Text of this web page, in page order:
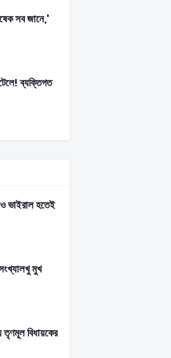
সব জানে,'
ব্যক্তিগত
ভাইরাল হতেই
মুখ
বিধায়কের